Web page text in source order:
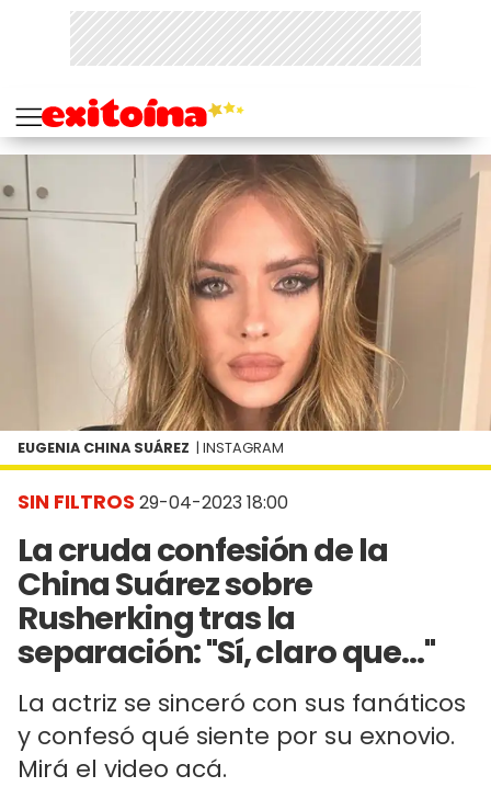
SIN FILTROS 29-04-2023 18:00
La cruda confesión de la
China Suárez sobre
Rusherking tras la
separación: "Sí, claro que..."
La actriz se sinceró con sus fanáticos
y confesó qué siente por su exnovio.
Mirá el video acá.
EUGENIA CHINA SUÁREZ | INSTAGRAM